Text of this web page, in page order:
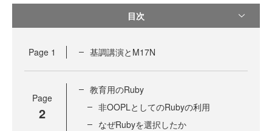
目次
Page 1 基調講演とM17N
Page
2
教育用のRuby
非OOPLとしてのRubyの利用
なぜRubyを選択したか